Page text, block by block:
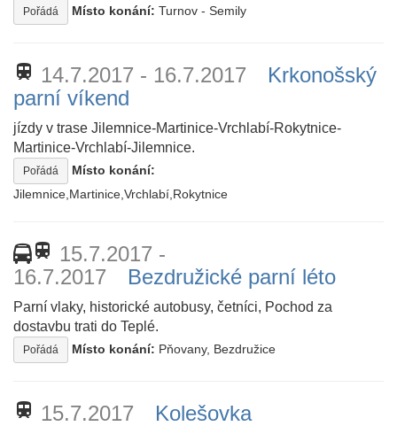
Pořádá Místo konání: Turnov - Semily
train 14.7.2017 - 16.7.2017
Krkonošský
parní víkend
jízdy v trase Jilemnice-Martinice-Vrchlabí-Rokytnice-
Martinice-Vrchlabí-Jilemnice.
Pořádá
Místo konání:
Jilemnice,Martinice,Vrchlabí,Rokytnice
train 15.7.2017 -
16.7.2017
Bezdružické parní léto
Parní vlaky, historické autobusy, četníci, Pochod za
dostavbu trati do Teplé.
Pořádá Místo konání: Pňovany, Bezdružice
train 15.7.2017 Kolešovka